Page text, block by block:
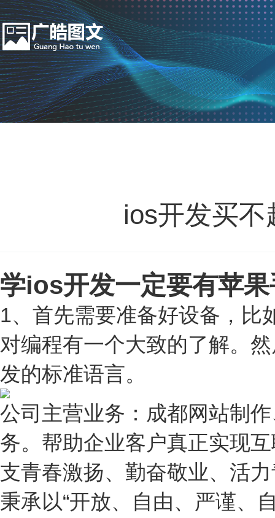
ios开发买
学ios开发一定要有苹
1、首先需要准备好设备，比
对编程有一个大致的了解。
发的标准语言。
公司主营业务：成都网站制
务。帮助企业客户真正实现
支青春激扬、勤奋敬业、活
秉承以“开放、自由、严谨、